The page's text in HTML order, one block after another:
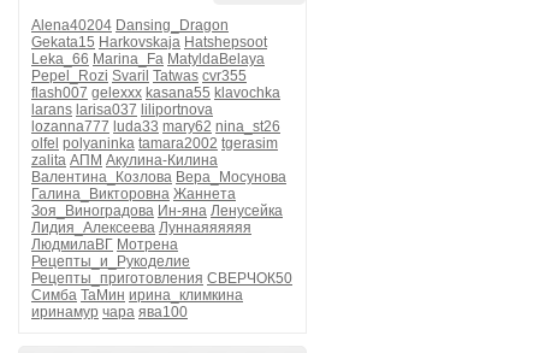
Alena40204 Dansing_Dragon
Gekata15 Harkovskaja Hatshepsoot
Leka_66 Marina_Fa MatyldaBelaya
Pepel_Rozi Svaril Tatwas cvr355
flash007 gelexxx kasana55 klavochka
larans larisa037 liliportnova
lozanna777 luda33 mary62 nina_st26
olfel polyaninka tamara2002 tgerasim
zalita АПМ Акулина-Килина
Валентина_Козлова Вера_Мосунова
Галина_Викторовна Жаннета
Зоя_Виноградова Ин-яна Ленусейка
Лидия_Алексеева Луннаяяяяяя
ЛюдмилаВГ Мотрена
Рецепты_и_Рукоделие
Рецепты_приготовления СВЕРЧОК50
Симба ТаМин ирина_климкина
иринамур чара ява100